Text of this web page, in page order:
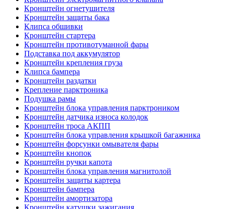
Кронштейн огнетушителя
Кронштейн защиты бака
Клипса обшивки
Кронштейн стартера
Кронштейн противотуманной фары
Подставка под аккумулятор
Кронштейн крепления груза
Клипса бампера
Кронштейн раздатки
Крепление парктроника
Подушка рамы
Кронштейн блока управления парктроником
Кронштейн датчика износа колодок
Кронштейн троса АКПП
Кронштейн блока управления крышкой багажника
Кронштейн форсунки омывателя фары
Кронштейн кнопок
Кронштейн ручки капота
Кронштейн блока управления магнитолой
Кронштейн защиты картера
Кронштейн бампера
Кронштейн амортизатора
Кронштейн катушки зажигания